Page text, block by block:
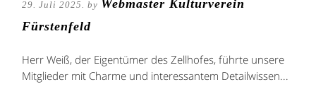
29. Juli 2025. by Webmaster Kulturverein
Fürstenfeld
Herr Weiß, der Eigentümer des Zellhofes, führte unsere
Mitglieder mit Charme und interessantem Detailwissen...